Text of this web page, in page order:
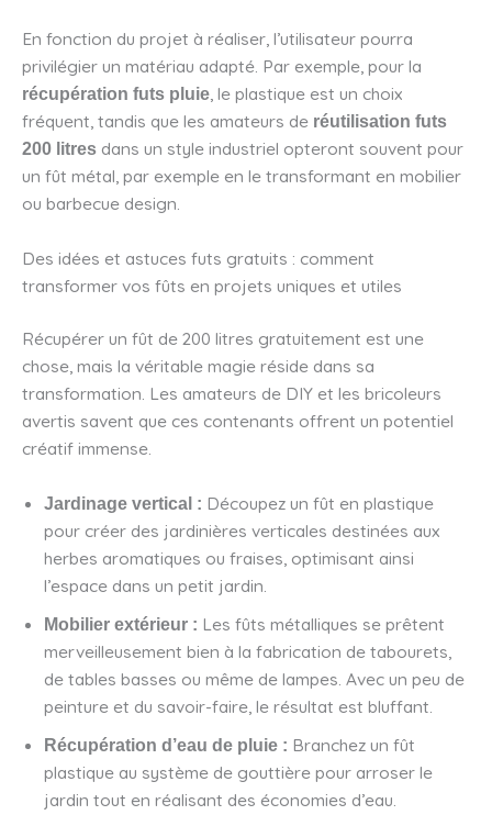
En fonction du projet à réaliser, l’utilisateur pourra
privilégier un matériau adapté. Par exemple, pour la
récupération futs pluie , le plastique est un choix
fréquent, tandis que les amateurs de réutilisation futs
200 litres dans un style industriel opteront souvent pour
un fût métal, par exemple en le transformant en mobilier
ou barbecue design.
Des idées et astuces futs gratuits : comment
transformer vos fûts en projets uniques et utiles
Récupérer un fût de 200 litres gratuitement est une
chose, mais la véritable magie réside dans sa
transformation. Les amateurs de DIY et les bricoleurs
avertis savent que ces contenants offrent un potentiel
créatif immense.
Jardinage vertical : Découpez un fût en plastique
pour créer des jardinières verticales destinées aux
herbes aromatiques ou fraises, optimisant ainsi
l’espace dans un petit jardin.
Mobilier extérieur : Les fûts métalliques se prêtent
merveilleusement bien à la fabrication de tabourets,
de tables basses ou même de lampes. Avec un peu de
peinture et du savoir-faire, le résultat est bluffant.
Récupération d’eau de pluie : Branchez un fût
plastique au système de gouttière pour arroser le
jardin tout en réalisant des économies d’eau.